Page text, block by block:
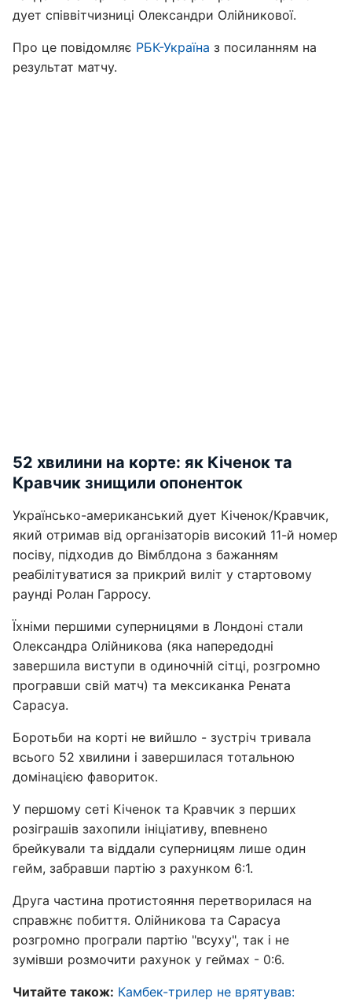
дует співвітчизниці Олександри Олійникової.
Про це повідомляє РБК-Україна з посиланням на
результат матчу.
52 хвилини на корте: як Кіченок та
Кравчик знищили опоненток
Українсько-американський дует Кіченок/Кравчик,
який отримав від організаторів високий 11-й номер
посіву, підходив до Вімблдона з бажанням
реабілітуватися за прикрий виліт у стартовому
раунді Ролан Гарросу.
Їхніми першими суперницями в Лондоні стали
Олександра Олійникова (яка напередодні
завершила виступи в одиночній сітці, розгромно
програвши свій матч) та мексиканка Рената
Сарасуа.
Боротьби на корті не вийшло - зустріч тривала
всього 52 хвилини і завершилася тотальною
домінацією фавориток.
У першому сеті Кіченок та Кравчик з перших
розіграшів захопили ініціативу, впевнено
брейкували та віддали суперницям лише один
гейм, забравши партію з рахунком 6:1.
Друга частина протистояння перетворилася на
справжнє побиття. Олійникова та Сарасуа
розгромно програли партію "всуху", так і не
зумівши розмочити рахунок у геймах - 0:6.
Читайте також: Камбек-трилер не врятував: